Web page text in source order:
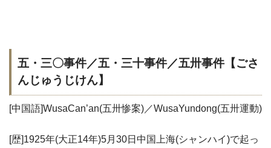
五・三〇事件／五・三十事件／五卅事件【ごさ
んじゅうじけん】
[中国語]WusaCan’an(五卅惨案)／WusaYundong(五卅運動)
[歴]1925年(大正14年)5月30日中国上海(シャンハイ)で起っ